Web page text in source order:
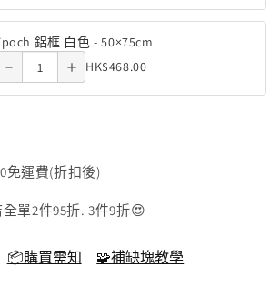
)
色 -
50×75cm
鋁框 白色 - 50×75cm
Quantity
50×75cm
quantity
of Epoch
鋁框 白
HK$468.00
免運費(折扣後)
單2件95折. 3件9折😍
📦購買需知 🧩補缺塊教學